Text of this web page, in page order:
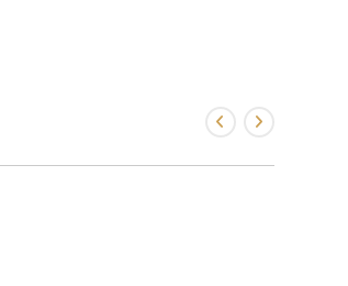
la